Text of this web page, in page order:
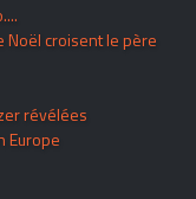
Noël croisent le père
révélées
Europe